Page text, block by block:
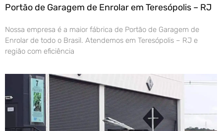
Portão de Garagem de Enrolar em Teresópolis – RJ
Nossa empresa é a maior fábrica de Portão de Garagem de
Enrolar de todo o Brasil. Atendemos em Teresópolis – RJ e
região com eficiência